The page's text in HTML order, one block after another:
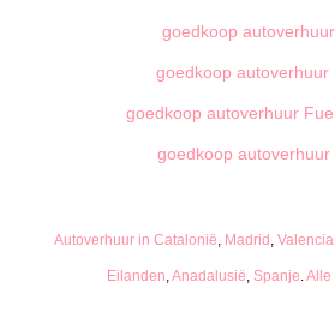
goedkoop
goedkoop autoverhuur
goedkoop autoverhuur
goedkoop autoverhuur
Autoverhuur in Catalonië, Madrid , Valencia
Eilanden,Anadalusië, Spanje.Alle